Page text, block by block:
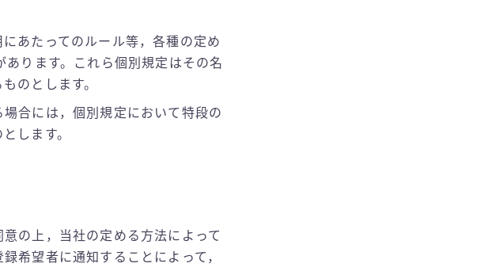
あたってのルール等，各種の定め
あります。これら個別規定はその名
のとします。
合には，個別規定において特段の
します。
の上，当社の定める方法によって
希望者に通知することによって，